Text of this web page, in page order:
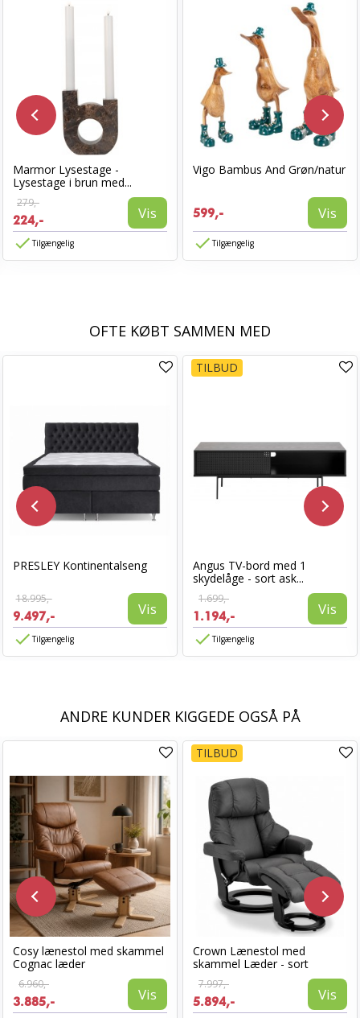
Marmor Lysestage -
Lysestage i brun med...
279,-
224,- Vis
Tilgængelig
Vigo Bambus And Grøn/natur
599,- Vis
Tilgængelig
OFTE KØBT SAMMEN MED
PRESLEY Kontinentalseng
18.995,-
9.497,- Vis
Tilgængelig
TILBUD
Angus TV-bord med 1
skydelåge - sort ask...
1.699,-
1.194,- Vis
Tilgængelig
ANDRE KUNDER KIGGEDE OGSÅ PÅ
Cosy lænestol med skammel
Cognac læder
6.960,-
3.885,- Vis
TILBUD
Crown Lænestol med
skammel Læder - sort
7.997,-
5.894,- Vis